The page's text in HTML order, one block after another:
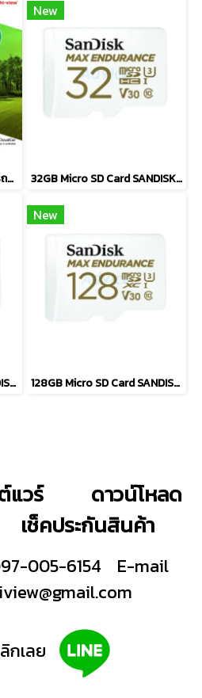
HC-D1CAR20-4G+R กล้องรถยนต์ มี GPS
New
32GB Micro SD Card SANDISK Max Endurance
128GB Micro SD Card SANDISK High Endurance
New
128GB Micro SD Card SANDISK Max Endurance
แวร์
ดาวน์โหลด
เช็คประกันสินค้า
005-6154
E-mail
กเลย